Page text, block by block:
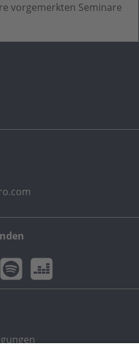
vorgemerkten Seminare